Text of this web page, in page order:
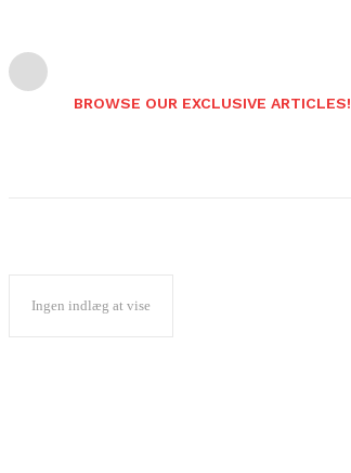
BROWSE OUR EXCLUSIVE ARTICLES!
Ingen indlæg at vise